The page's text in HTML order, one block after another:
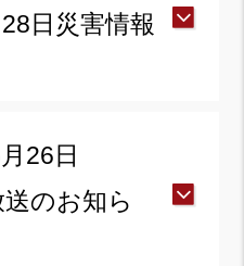
日災害情報
26日
のお知ら